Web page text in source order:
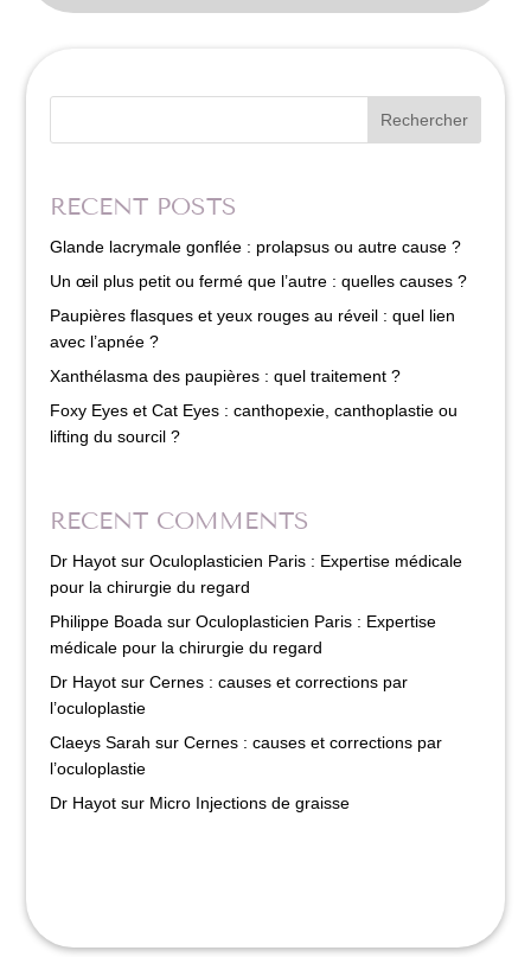
Rechercher
RECENT POSTS
Glande lacrymale gonflée : prolapsus ou autre cause ?
Un œil plus petit ou fermé que l’autre : quelles causes ?
Paupières flasques et yeux rouges au réveil : quel lien
avec l’apnée ?
Xanthélasma des paupières : quel traitement ?
Foxy Eyes et Cat Eyes : canthopexie, canthoplastie ou
lifting du sourcil ?
RECENT COMMENTS
Dr Hayot surOculoplasticien Paris : Expertise médicale
pour la chirurgie du regard
Philippe Boada surOculoplasticien Paris : Expertise
médicale pour la chirurgie du regard
Dr Hayot surCernes : causes et corrections par
l’oculoplastie
Claeys Sarah surCernes : causes et corrections par
l’oculoplastie
Dr Hayot sur Micro Injections de graisse